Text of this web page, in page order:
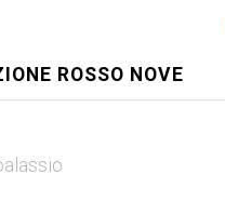
ROSSO NOVE